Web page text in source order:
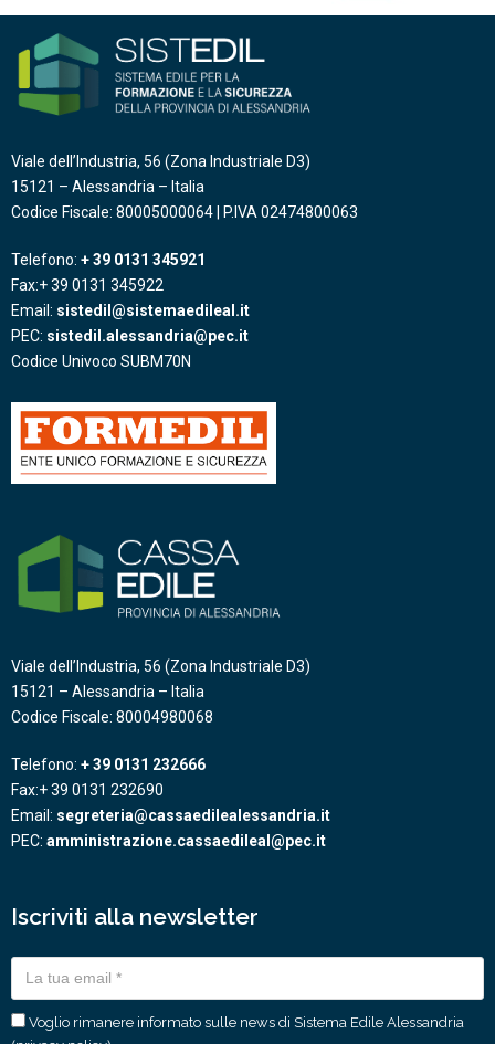
Viale dell’Industria, 56 (Zona Industriale D3)
15121 – Alessandria – Italia
Codice Fiscale: 80005000064 | P.IVA 02474800063
Telefono: + 39 0131 345921
Fax:+ 39 0131 345922
Email: sistedil@sistemaedileal.it
PEC: sistedil.alessandria@pec.it
Codice Univoco SUBM70N
Viale dell’Industria, 56 (Zona Industriale D3)
15121 – Alessandria – Italia
Codice Fiscale: 80004980068
Telefono: + 39 0131 232666
Fax:+ 39 0131 232690
Email: segreteria@cassaedilealessandria.it
PEC: amministrazione.cassaedileal@pec.it
Iscriviti alla newsletter
Voglio rimanere informato sulle news di Sistema Edile Alessandria